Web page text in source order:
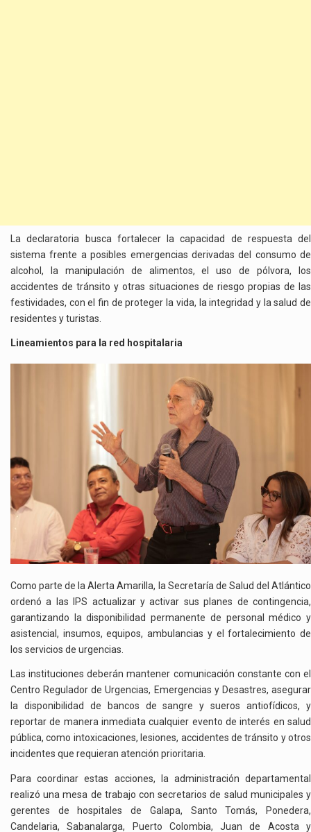
La declaratoria busca fortalecer la capacidad de respuesta del
sistema frente a posibles emergencias derivadas del consumo de
alcohol, la manipulación de alimentos, el uso de pólvora, los
accidentes de tránsito y otras situaciones de riesgo propias de las
festividades, con el fin de proteger la vida, la integridad y la salud de
residentes y turistas.
Lineamientos para la red hospitalaria
Como parte de la Alerta Amarilla, la Secretaría de Salud del Atlántico
ordenó a las IPS actualizar y activar sus planes de contingencia,
garantizando la disponibilidad permanente de personal médico y
asistencial, insumos, equipos, ambulancias y el fortalecimiento de
los servicios de urgencias.
Las instituciones deberán mantener comunicación constante con el
Centro Regulador de Urgencias, Emergencias y Desastres, asegurar
la disponibilidad de bancos de sangre y sueros antiofídicos, y
reportar de manera inmediata cualquier evento de interés en salud
pública, como intoxicaciones, lesiones, accidentes de tránsito y otros
incidentes que requieran atención prioritaria.
Para coordinar estas acciones, la administración departamental
realizó una mesa de trabajo con secretarios de salud municipales y
gerentes de hospitales de Galapa, Santo Tomás, Ponedera,
Candelaria, Sabanalarga, Puerto Colombia, Juan de Acosta y